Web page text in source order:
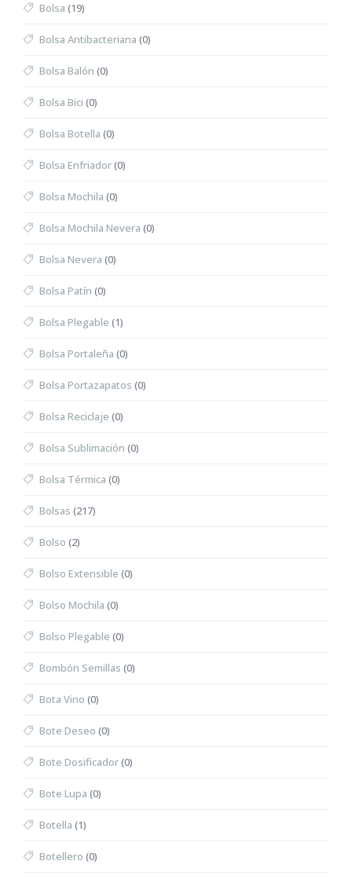
Bolsa (19)
Bolsa Antibacteriana (0)
Bolsa Balón (0)
Bolsa Bici (0)
Bolsa Botella (0)
Bolsa Enfriador(0)
Bolsa Mochila (0)
Bolsa Mochila Nevera (0)
Bolsa Nevera (0)
Bolsa Patín (0)
Bolsa Plegable (1)
Bolsa Portaleña (0)
Bolsa Portazapatos (0)
Bolsa Reciclaje (0)
Bolsa Sublimación (0)
Bolsa Térmica (0)
Bolsas (217)
Bolso (2)
Bolso Extensible (0)
Bolso Mochila (0)
Bolso Plegable (0)
Bombón Semillas (0)
Bota Vino (0)
Bote Deseo (0)
Bote Dosificador(0)
Bote Lupa (0)
Botella (1)
Botellero (0)